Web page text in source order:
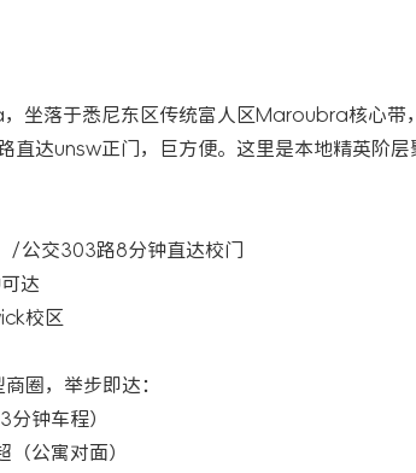
达unsw正门，巨方便。这里是本地精英阶
/公交303路8分钟直达校门
达
校区
圈，举步即达：
钟车程）
公寓对面）